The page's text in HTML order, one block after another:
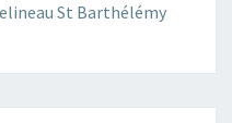
St Barthélémy